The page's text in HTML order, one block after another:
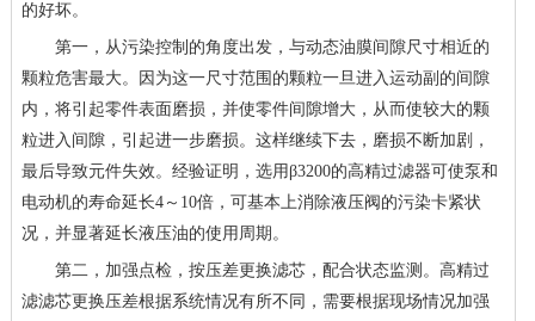
的好坏。
第一，从污染控制的角度出发，与动态油膜间隙尺寸相近的
颗粒危害最大。因为这一尺寸范围的颗粒一旦进入运动副的间隙
内，将引起零件表面磨损，并使零件间隙增大，从而使较大的颗
粒进入间隙，引起进一步磨损。这样继续下去，磨损不断加剧，
最后导致元件失效。经验证明，选用β3200的高精过滤器可使泵和
电动机的寿命延长4 ～ 10倍，可基本上消除液压阀的污染卡紧状
况，并显著延长液压油的使用周期。
第二，加强点检，按压差更换滤芯，配合状态监测。高精过
滤滤芯更换压差根据系统情况有所不同，需要根据现场情况加强